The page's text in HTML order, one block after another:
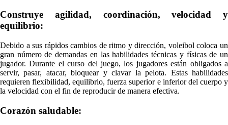
Construye agilidad, coordinación, velocidad y
equilibrio:
Debido a sus rápidos cambios de ritmo y dirección, voleibol coloca un
gran número de demandas en las habilidades técnicas y físicas de un
jugador. Durante el curso del juego, los jugadores están obligados a
servir, pasar, atacar, bloquear y clavar la pelota. Estas habilidades
requieren flexibilidad, equilibrio, fuerza superior e inferior del cuerpo y
la velocidad con el fin de reproducir de manera efectiva.
Corazón saludable: